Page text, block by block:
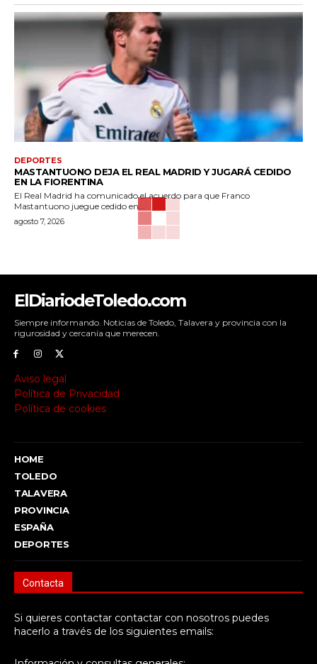
DEPORTES
MASTANTUONO DEJA EL REAL MADRID Y JUGARÁ CEDIDO
EN LA FIORENTINA
El Real Madrid ha comunicado el acuerdo para que Franco
Mastantuono juegue cedido en...
agosto 7, 2026
ElDiariodeToledo.com
Siempre informando. Noticias de Toledo, Talavera y provincia con la
rigurosidad y cercanía que merecen.
Aviso legal
Política de Privacidad
Política de cookies
HOME
TOLEDO
TALAVERA
PROVINCIA
ESPAÑA
DEPORTES
Contacta
Si quieres contactar contactar con nosotros puedes
hacerlo a través de los siguientes emails: